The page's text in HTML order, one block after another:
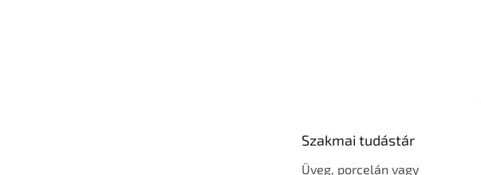
Szakmai tudástár
Üveg, porcelán vagy